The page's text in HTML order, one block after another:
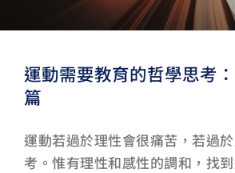
運動需要教育的哲學思考
篇
運動若過於理性會很痛苦，若過
考。惟有理性和感性的調和，找